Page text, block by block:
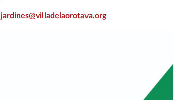
jardines@villadelaorotava.org